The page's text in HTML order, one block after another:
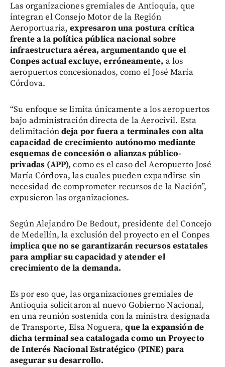
Las organizaciones gremiales de Antioquia, que
integran el Consejo Motor de la Región
Aeroportuaria,expresaron una postura crítica
frente a la política pública nacional sobre
infraestructura aérea, argumentando que el
Conpes actual excluye, erróneamente, a los
aeropuertos concesionados, como el José María
Córdova.
“Su enfoque se limita únicamente a los aeropuertos
bajo administración directa de la Aerocivil. Esta
delimitacióndeja por fuera a terminales con alta
capacidad de crecimiento autónomo mediante
esquemas de concesión o alianzas público-
privadas (APP), como es el caso del Aeropuerto José
María Córdova, las cuales pueden expandirse sin
necesidad de comprometer recursos de la Nación”,
expusieron las organizaciones.
Según Alejandro De Bedout, presidente del Concejo
de Medellín, la exclusión del proyecto en el Conpes
implica que no se garantizarán recursos estatales
para ampliar su capacidad y atender el
crecimiento de la demanda.
Es por eso que, las organizaciones gremiales de
Antioquia solicitaron al nuevo Gobierno Nacional,
en una reunión sostenida con la ministra designada
de Transporte, Elsa Noguera,que la expansión de
dicha terminal sea catalogada como un Proyecto
de Interés Nacional Estratégico (PINE) para
asegurar su desarrollo.